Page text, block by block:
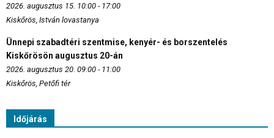
2026. augusztus 15. 10:00 - 17:00
Kiskőrös, István lovastanya
Ünnepi szabadtéri szentmise, kenyér- és borszentelés
Kiskőrösön augusztus 20-án
2026. augusztus 20. 09:00 - 11:00
Kiskőrös, Petőfi tér
Időjárás